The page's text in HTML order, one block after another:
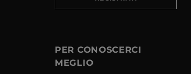
PER CONOSCERCI
MEGLIO